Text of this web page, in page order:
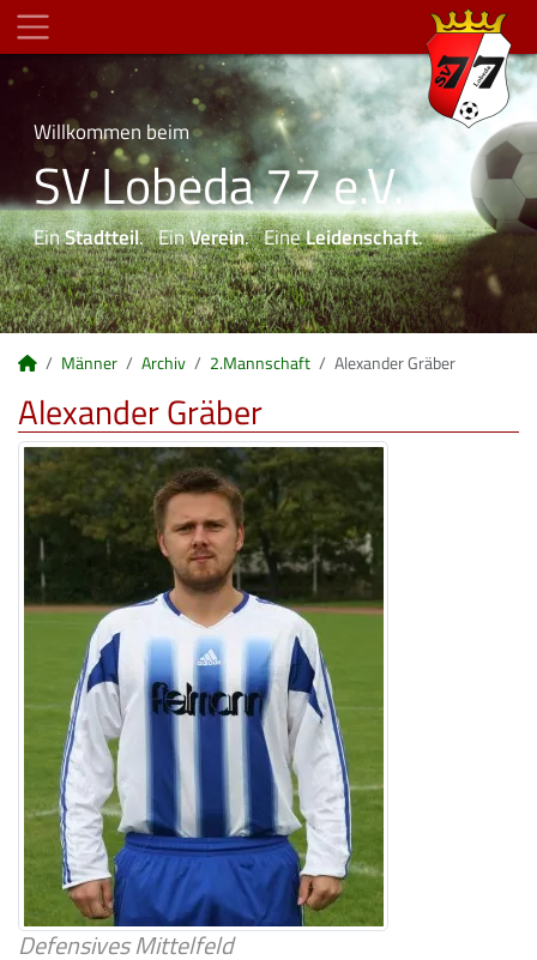
Willkommen beim
SV Lobeda 77 e.V.
EinStadtteil. EinVerein. EineLeidenschaft.
Männer Archiv 2.Mannschaft Alexander Gräber
Alexander Gräber
Defensives Mittelfeld